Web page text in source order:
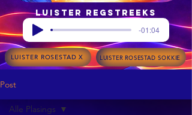
Luister regstreeks
-01:04
LUISTER ROSESTAD X LUISTER ROSESTAD SOKKIE
Post
Alle Plasings